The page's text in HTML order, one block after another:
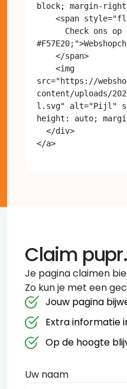
block; margin-
src="https://
content/uploads/
l.svg" alt="Pijl"
height: auto;
Claim
Je pagina claimen
Zo kun je met een
Jouw pagina
Extra informatie
Op de hoogte
Uw naam